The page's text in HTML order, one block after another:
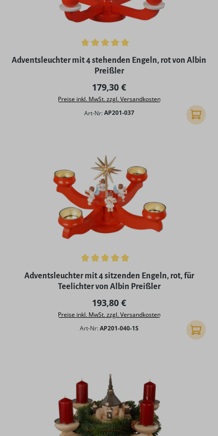
Durchschnittliche Bewertung von 5 von 5 Sternen
Adventsleuchter mit 4 stehenden Engeln, rot von Albin
Preißler
Regulärer Preis:
179,30 €
Preise inkl. MwSt. zzgl. Versandkosten
Art-Nr: AP201-037 In den
Durchschnittliche Bewertung von 5 von 5 Sternen
Adventsleuchter mit 4 sitzenden Engeln, rot, für
Teelichter von Albin Preißler
Regulärer Preis:
193,80 €
Preise inkl. MwSt. zzgl. Versandkosten
Art-Nr: AP201-040-1S In den